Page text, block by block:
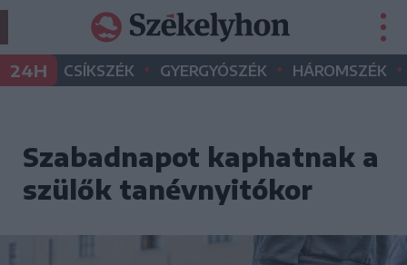
24H CSÍKSZÉK • GYERGYÓSZÉK • HÁROMSZÉK •
Szabadnapot kaphatnak a
szülők tanévnyitókor